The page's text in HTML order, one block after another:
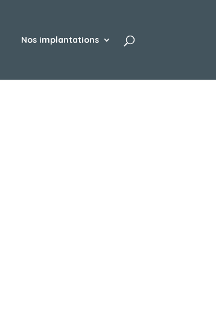
Nos implantations